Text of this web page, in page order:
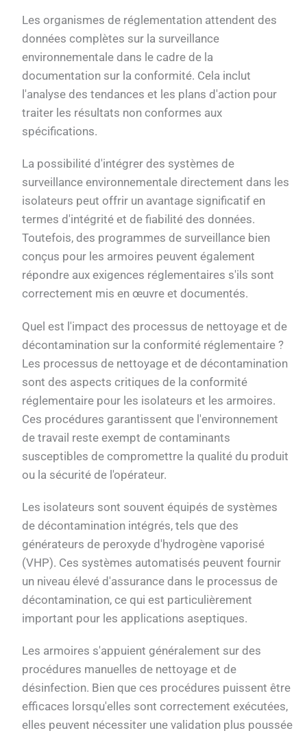
Les organismes de réglementation attendent des
données complètes sur la surveillance
environnementale dans le cadre de la
documentation sur la conformité. Cela inclut
l'analyse des tendances et les plans d'action pour
traiter les résultats non conformes aux
spécifications.
La possibilité d'intégrer des systèmes de
surveillance environnementale directement dans les
isolateurs peut offrir un avantage significatif en
termes d'intégrité et de fiabilité des données.
Toutefois, des programmes de surveillance bien
conçus pour les armoires peuvent également
répondre aux exigences réglementaires s'ils sont
correctement mis en œuvre et documentés.
Quel est l'impact des processus de nettoyage et de
décontamination sur la conformité réglementaire ?
Les processus de nettoyage et de décontamination
sont des aspects critiques de la conformité
réglementaire pour les isolateurs et les armoires.
Ces procédures garantissent que l'environnement
de travail reste exempt de contaminants
susceptibles de compromettre la qualité du produit
ou la sécurité de l'opérateur.
Les isolateurs sont souvent équipés de systèmes
de décontamination intégrés, tels que des
générateurs de peroxyde d'hydrogène vaporisé
(VHP). Ces systèmes automatisés peuvent fournir
un niveau élevé d'assurance dans le processus de
décontamination, ce qui est particulièrement
important pour les applications aseptiques.
Les armoires s'appuient généralement sur des
procédures manuelles de nettoyage et de
désinfection. Bien que ces procédures puissent être
efficaces lorsqu'elles sont correctement exécutées,
elles peuvent nécessiter une validation plus poussée